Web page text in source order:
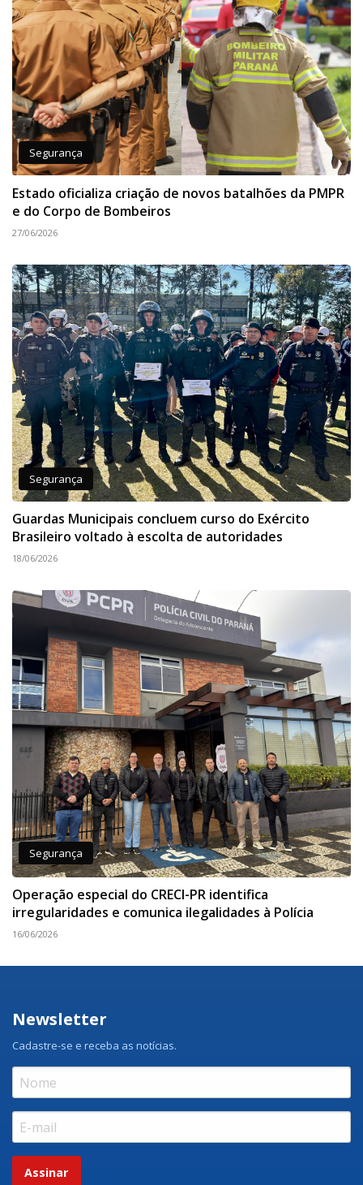
Segurança
Estado oficializa criação de novos batalhões da PMPR
e do Corpo de Bombeiros
27/06/2026
Segurança
Guardas Municipais concluem curso do Exército
Brasileiro voltado à escolta de autoridades
18/06/2026
Segurança
Operação especial do CRECI-PR identifica
irregularidades e comunica ilegalidades à Polícia
16/06/2026
Newsletter
Cadastre-se e receba as notícias.
Assinar